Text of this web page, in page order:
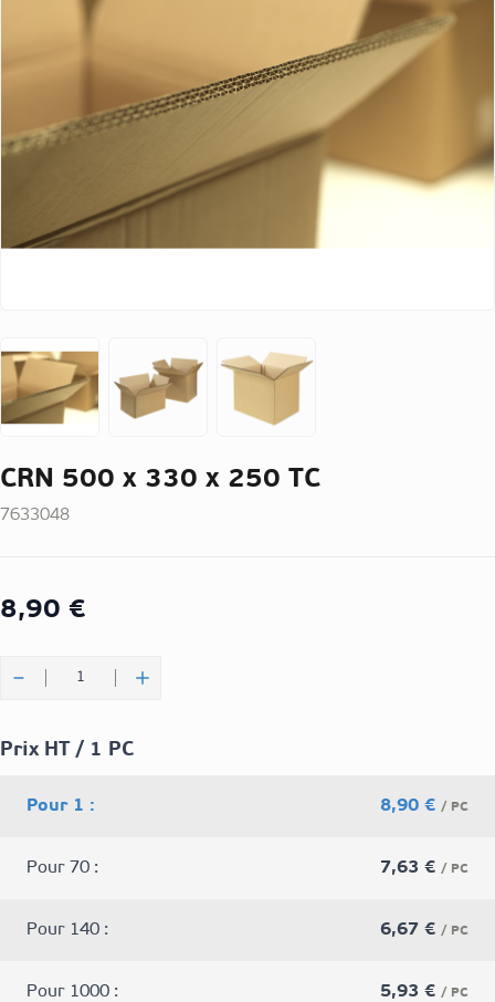
CRN 500 x 330 x 250 TC
7633048
8,90 €
Quantité
Prix HT / 1 PC
Pour 1 : 8,90 € / PC
Pour 70 : 7,63 € / PC
Pour 140 : 6,67 € / PC
Pour 1000 : 5,93 € / PC